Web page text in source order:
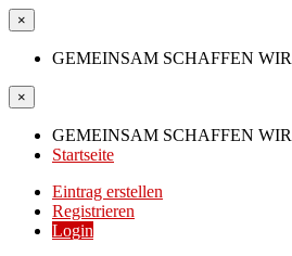
×
GEMEINSAM SCHAFFEN
×
GEMEINSAM SCHAFFEN
Startseite
Eintrag erstellen
Registrieren
Login